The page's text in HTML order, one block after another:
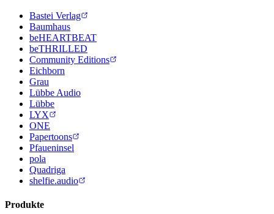
Bastei Verlag
Baumhaus
beHEARTBEAT
beTHRILLED
Community Editions
Eichborn
Grau
Lübbe Audio
Lübbe
LYX
ONE
Papertoons
Pfaueninsel
pola
Quadriga
shelfie.audio
Produkte